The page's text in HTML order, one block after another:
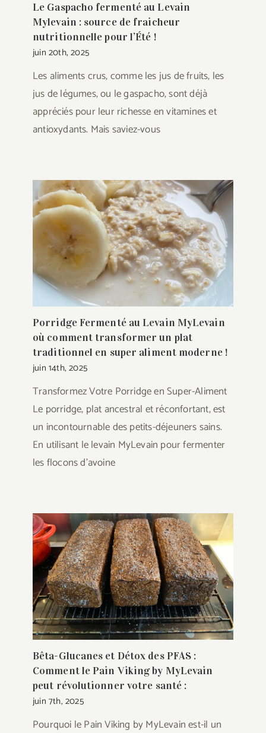
Le Gaspacho fermenté au Levain
Mylevain : source de fraicheur
nutritionnelle pour l’Été !
juin 20th, 2025
Les aliments crus, comme les jus de fruits, les
jus de légumes, ou le gaspacho, sont déjà
appréciés pour leur richesse en vitamines et
antioxydants. Mais saviez-vous
Porridge Fermenté au Levain MyLevain
où comment transformer un plat
traditionnel en super aliment moderne !
juin 14th, 2025
Transformez Votre Porridge en Super-Aliment
Le porridge, plat ancestral et réconfortant, est
un incontournable des petits-déjeuners sains.
En utilisant le levain MyLevain pour fermenter
les flocons d’avoine
Bêta-Glucanes et Détox des PFAS :
Comment le Pain Viking by MyLevain
peut révolutionner votre santé :
juin 7th, 2025
Pourquoi le Pain Viking by MyLevain est-il un